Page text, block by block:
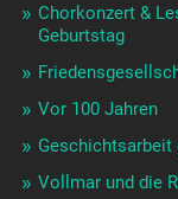
Chorkonzert &
Geburtstag
Vor 100 Jahren
Vollmar und die